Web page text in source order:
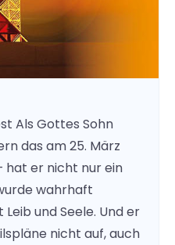
Als Gottes Sohn
das am 25. März
hat er nicht nur ein
wahrhaft
und Seele. Und er
nicht auf, auch